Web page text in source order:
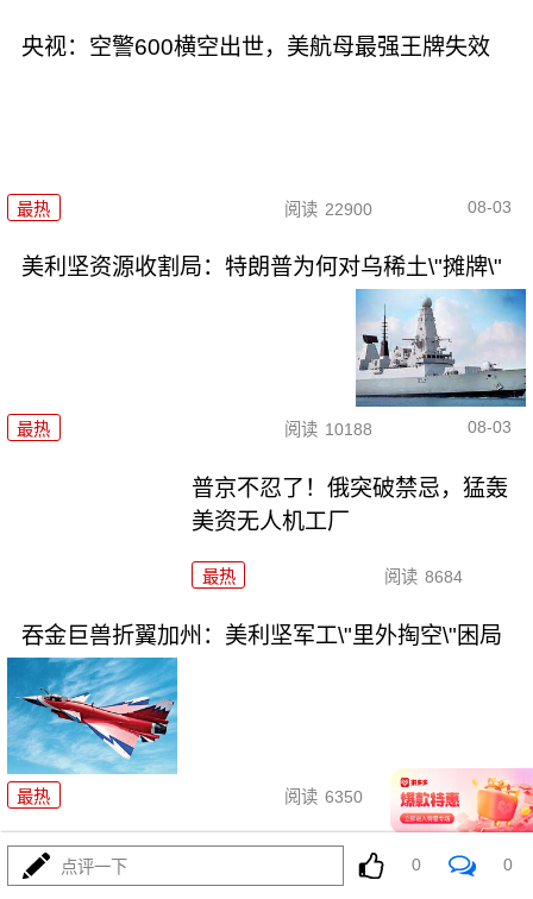
央视：空警600横空出世，美航母最强王牌失效
最热 阅读 22900 08-03
美利坚资源收割局：特朗普为何对乌稀土\"摊牌\"
最热 阅读 10188 08-03
普京不忍了！俄突破禁忌，猛轰
美资无人机工厂
最热 阅读 8684
吞金巨兽折翼加州：美利坚军工\"里外掏空\"困局
最热 阅读 6350 08-03
波斯的浓缩铀，美利坚是真想
拿，还是做样子？
点评一下 0 0